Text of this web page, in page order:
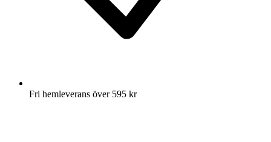
Fri hemleverans över 595 kr